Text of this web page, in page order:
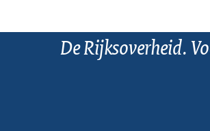
De Rijksoverheid.